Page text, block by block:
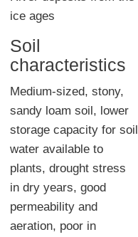
ice ages
Soil
characteristics
Medium-sized, stony,
sandy loam soil, lower
storage capacity for soil
water available to
plants, drought stress
in dry years, good
permeability and
aeration, poor in